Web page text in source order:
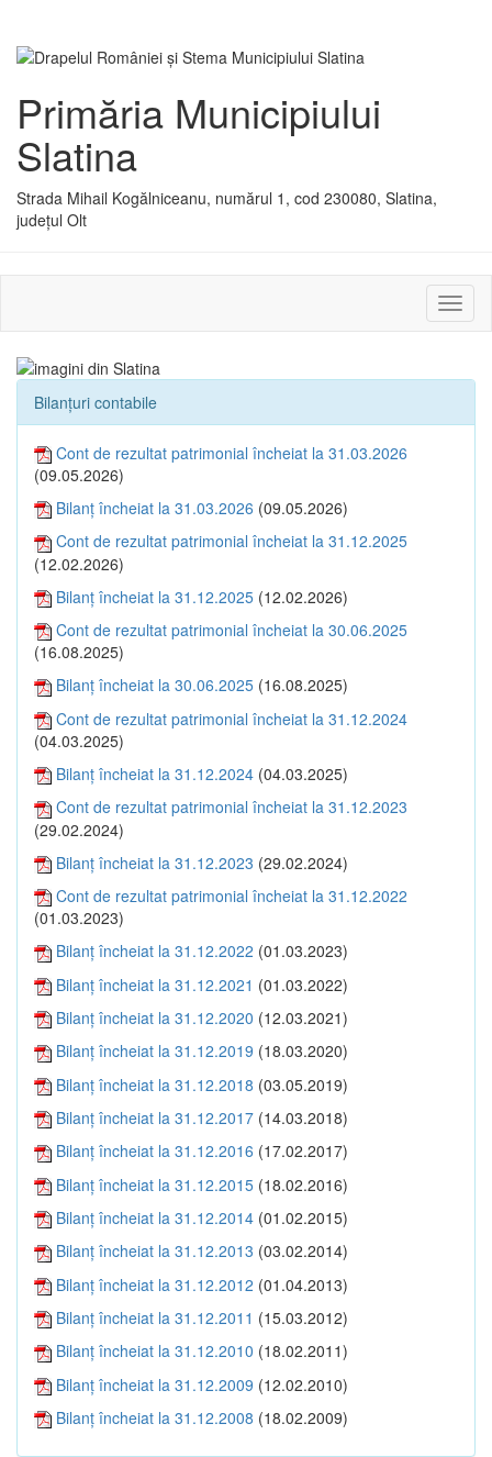
Primăria Municipiului
Slatina
Strada Mihail Kogălniceanu, numărul 1, cod 230080, Slatina,
județul Olt
sau
Bilanțuri contabile
Cont de rezultat patrimonial încheiat la 31.03.2026
(09.05.2026)
Bilanţ încheiat la 31.03.2026 (09.05.2026)
Cont de rezultat patrimonial încheiat la 31.12.2025
(12.02.2026)
Bilanţ încheiat la 31.12.2025 (12.02.2026)
Cont de rezultat patrimonial încheiat la 30.06.2025
(16.08.2025)
Bilanţ încheiat la 30.06.2025 (16.08.2025)
Cont de rezultat patrimonial încheiat la 31.12.2024
(04.03.2025)
Bilanţ încheiat la 31.12.2024 (04.03.2025)
Cont de rezultat patrimonial încheiat la 31.12.2023
(29.02.2024)
Bilanţ încheiat la 31.12.2023 (29.02.2024)
Cont de rezultat patrimonial încheiat la 31.12.2022
(01.03.2023)
Bilanţ încheiat la 31.12.2022 (01.03.2023)
Bilanţ încheiat la 31.12.2021 (01.03.2022)
Bilanţ încheiat la 31.12.2020 (12.03.2021)
Bilanţ încheiat la 31.12.2019 (18.03.2020)
Bilanţ încheiat la 31.12.2018 (03.05.2019)
Bilanţ încheiat la 31.12.2017 (14.03.2018)
Bilanţ încheiat la 31.12.2016 (17.02.2017)
Bilanţ încheiat la 31.12.2015 (18.02.2016)
Bilanţ încheiat la 31.12.2014 (01.02.2015)
Bilanţ încheiat la 31.12.2013 (03.02.2014)
Bilanţ încheiat la 31.12.2012 (01.04.2013)
Bilanţ încheiat la 31.12.2011 (15.03.2012)
Bilanţ încheiat la 31.12.2010 (18.02.2011)
Bilanţ încheiat la 31.12.2009 (12.02.2010)
Bilanţ încheiat la 31.12.2008 (18.02.2009)